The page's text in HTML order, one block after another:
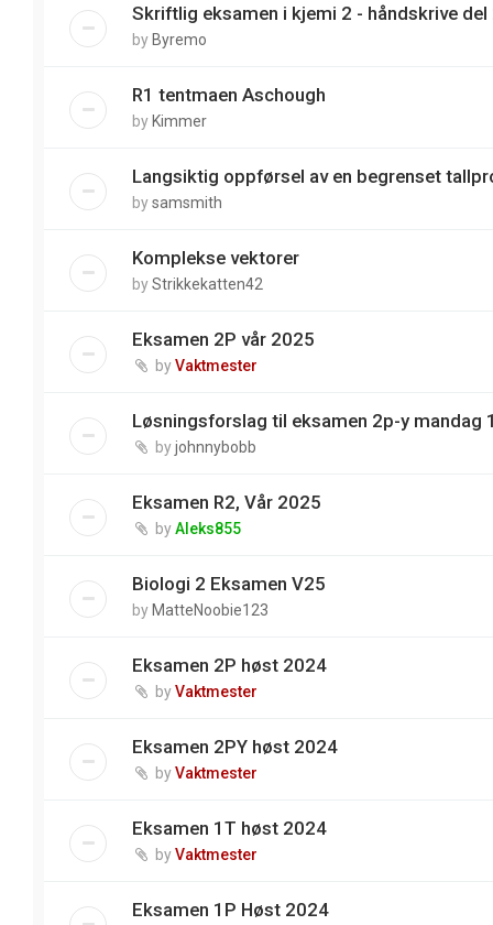
Skriftlig eksamen i kjemi 2 - håndskrive del
by Byremo
R1 tentmaen Aschough
by Kimmer
Langsiktig oppførsel av en begrenset
bysamsmith
Komplekse vektorer
byStrikkekatten42
Eksamen 2P vår 2025
byVaktmester
Løsningsforslag til eksamen 2p-y mandag
byjohnnybobb
Eksamen R2, Vår 2025
byAleks855
Biologi 2 Eksamen V25
by MatteNoobie123
Eksamen 2P høst 2024
byVaktmester
Eksamen 2PY høst 2024
byVaktmester
Eksamen 1T høst 2024
byVaktmester
Eksamen 1P Høst 2024